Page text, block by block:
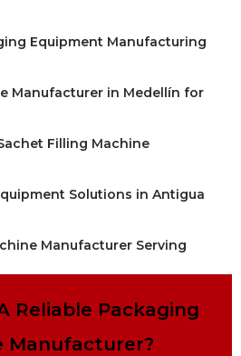
Equipment Manufacturing
Manufacturer in Medellín for
Filling Machine
Solutions in Antigua
Manufacturer Serving
Reliable Packaging
Manufacturer?